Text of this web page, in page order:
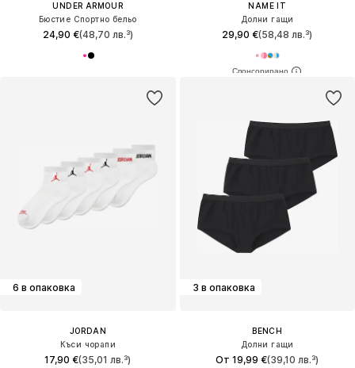
UNDER ARMOUR
Бюстие Спортно бельо
24,90 €(48,70 лв.³)
NAME IT
Долни гащи
29,90 €(58,48 лв.³)
6 в опаковка
JORDAN
Къси чорапи
17,90 €(35,01 лв.³)
3 в опаковка
BENCH
Долни гащи
От 19,99 €(39,10 лв.³)